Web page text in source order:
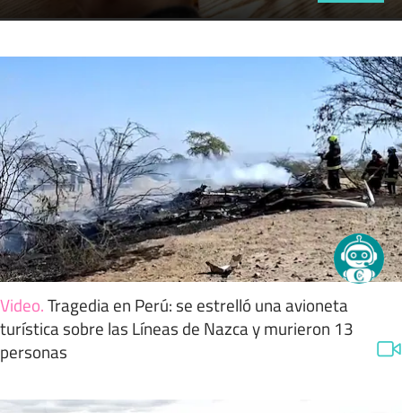
Video.Tragedia en Perú: se estrelló una avioneta
turística sobre las Líneas de Nazca y murieron 13
personas